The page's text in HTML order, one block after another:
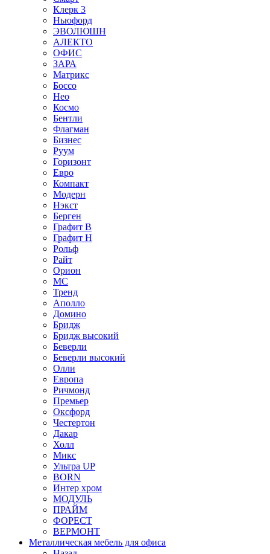
Клерк 3
Ньюфорд
ЭВОЛЮШН
АЛЕКТО
ОФИС
ЗАРА
Матрикс
Боссо
Нео
Космо
Бентли
Флагман
Бизнес
Руум
Горизонт
Евро
Компакт
Модерн
Нэкст
Берген
Графит В
Графит Н
Рольф
Райт
Орион
МС
Тренд
Аполло
Домино
Бридж
Бридж высокий
Беверли
Беверли высокий
Олли
Европа
Ричмонд
Премьер
Оксфорд
Честертон
Дакар
Холл
Микс
Ультра UP
BORN
Интер хром
МОДУЛЬ
ПРАЙМ
ФОРЕСТ
ВЕРМОНТ
Металлическая мебель для офиса